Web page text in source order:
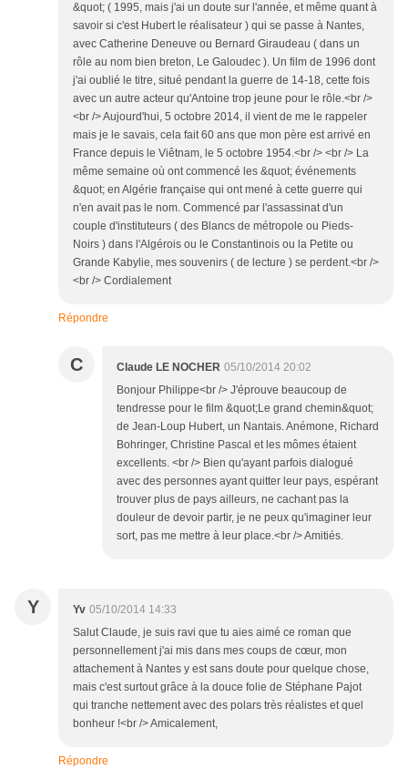
&quot; ( 1995, mais j'ai un doute sur l'année, et même quant à
savoir si c'est Hubert le réalisateur ) qui se passe à Nantes,
avec Catherine Deneuve ou Bernard Giraudeau ( dans un
rôle au nom bien breton, Le Galoudec ). Un film de 1996 dont
j'ai oublié le titre, situé pendant la guerre de 14-18, cette fois
avec un autre acteur qu'Antoine trop jeune pour le rôle.<br />
<br /> Aujourd'hui, 5 octobre 2014, il vient de me le rappeler
mais je le savais, cela fait 60 ans que mon père est arrivé en
France depuis le Viêtnam, le 5 octobre 1954.<br /> <br /> La
même semaine où ont commencé les &quot; événements
&quot; en Algérie française qui ont mené à cette guerre qui
n'en avait pas le nom. Commencé par l'assassinat d'un
couple d'instituteurs ( des Blancs de métropole ou Pieds-
Noirs ) dans l'Algérois ou le Constantinois ou la Petite ou
Grande Kabylie, mes souvenirs ( de lecture ) se perdent.<br />
<br /> Cordialement
Répondre
C Claude LE NOCHER 05/10/2014 20:02
Bonjour Philippe<br /> J'éprouve beaucoup de
tendresse pour le film &quot;Le grand chemin&quot;
de Jean-Loup Hubert, un Nantais. Anémone, Richard
Bohringer, Christine Pascal et les mômes étaient
excellents. <br /> Bien qu'ayant parfois dialogué
avec des personnes ayant quitter leur pays, espérant
trouver plus de pays ailleurs, ne cachant pas la
douleur de devoir partir, je ne peux qu'imaginer leur
sort, pas me mettre à leur place.<br /> Amitiés.
Y Yv 05/10/2014 14:33
Salut Claude, je suis ravi que tu aies aimé ce roman que
personnellement j'ai mis dans mes coups de cœur, mon
attachement à Nantes y est sans doute pour quelque chose,
mais c'est surtout grâce à la douce folie de Stéphane Pajot
qui tranche nettement avec des polars très réalistes et quel
bonheur !<br /> Amicalement,
Répondre